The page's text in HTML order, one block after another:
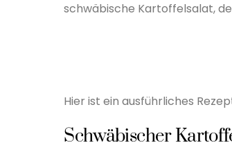
schwäbische Kartoffelsalat,
Hier ist ein ausführliches
Schwäbischer